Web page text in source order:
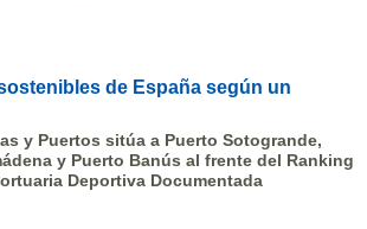
de España según un
y Puertos sitúa a Puerto Sotogrande,
y Puerto Banús al frente del Ranking
Deportiva Documentada